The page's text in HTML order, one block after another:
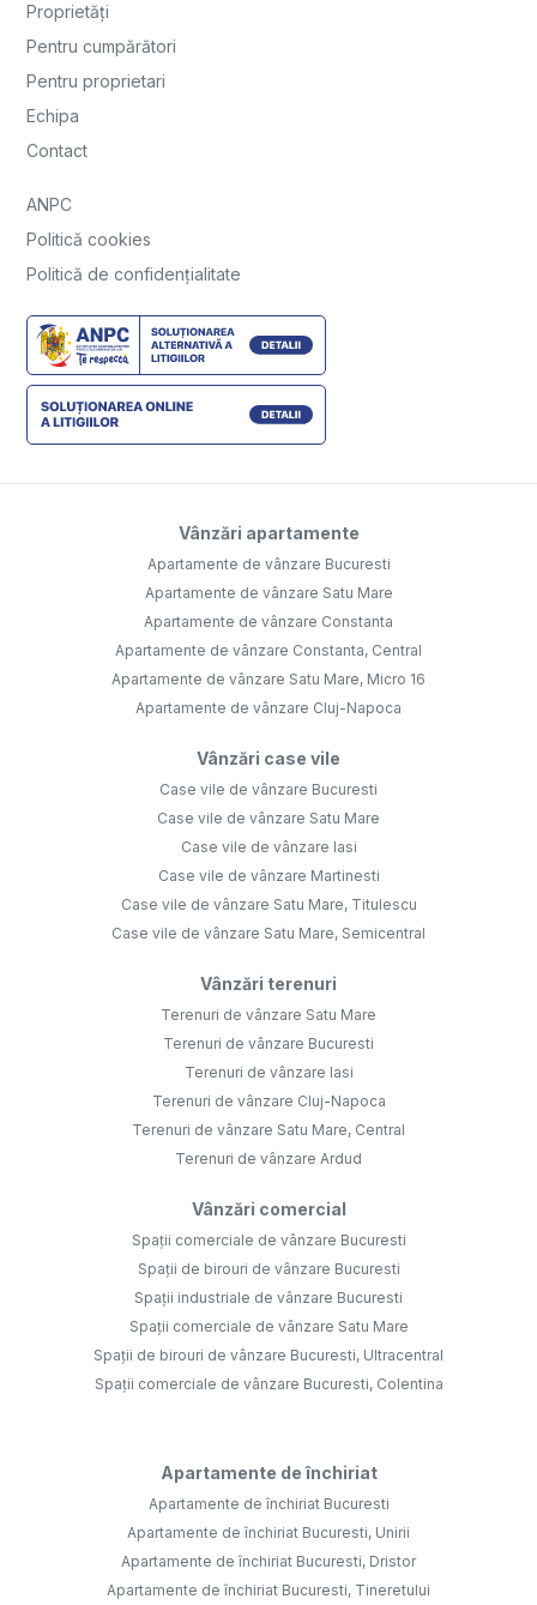
Proprietăți
Pentru cumpărători
Pentru proprietari
Echipa
Contact
ANPC
Politică cookies
Politică de confidențialitate
Vânzări apartamente
Apartamente de vânzare Bucuresti
Apartamente de vânzare Satu Mare
Apartamente de vânzare Constanta
Apartamente de vânzare Constanta, Central
Apartamente de vânzare Satu Mare, Micro 16
Apartamente de vânzare Cluj-Napoca
Vânzări case vile
Case vile de vânzare Bucuresti
Case vile de vânzare Satu Mare
Case vile de vânzare Iasi
Case vile de vânzare Martinesti
Case vile de vânzare Satu Mare, Titulescu
Case vile de vânzare Satu Mare, Semicentral
Vânzări terenuri
Terenuri de vânzare Satu Mare
Terenuri de vânzare Bucuresti
Terenuri de vânzare Iasi
Terenuri de vânzare Cluj-Napoca
Terenuri de vânzare Satu Mare, Central
Terenuri de vânzare Ardud
Vânzări comercial
Spații comerciale de vânzare Bucuresti
Spații de birouri de vânzare Bucuresti
Spații industriale de vânzare Bucuresti
Spații comerciale de vânzare Satu Mare
Spații de birouri de vânzare Bucuresti, Ultracentral
Spații comerciale de vânzare Bucuresti, Colentina
Apartamente de închiriat
Apartamente de închiriat Bucuresti
Apartamente de închiriat Bucuresti, Unirii
Apartamente de închiriat Bucuresti, Dristor
Apartamente de închiriat Bucuresti, Tineretului